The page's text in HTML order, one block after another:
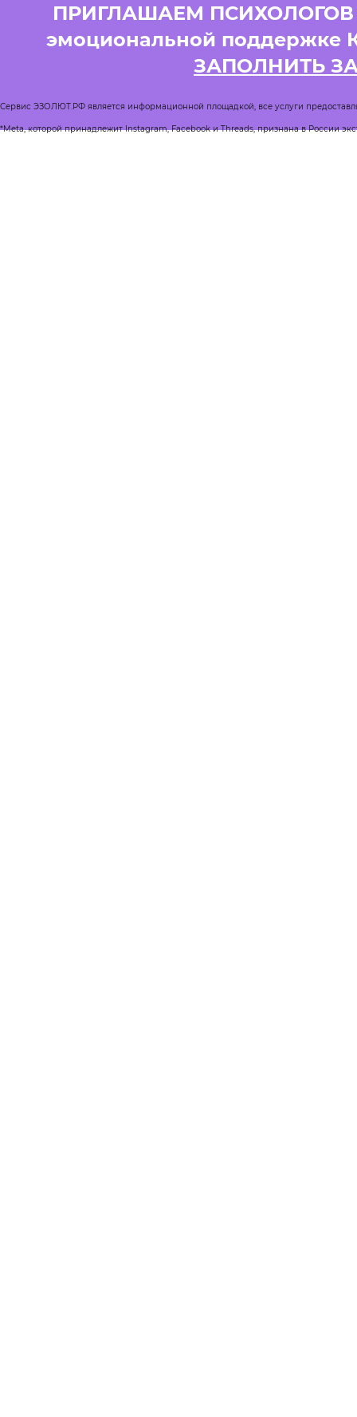
ПРИГЛАШАЕМ ПСИХОЛОГОВ
эмоциональной поддержке
ЗАПОЛНИТЬ
Сервис ЭЗОЛЮТ.РФ является информационной площадкой, все услуги
*Meta, которой принадлежит Instagram, Facebook и Threads, признана в России